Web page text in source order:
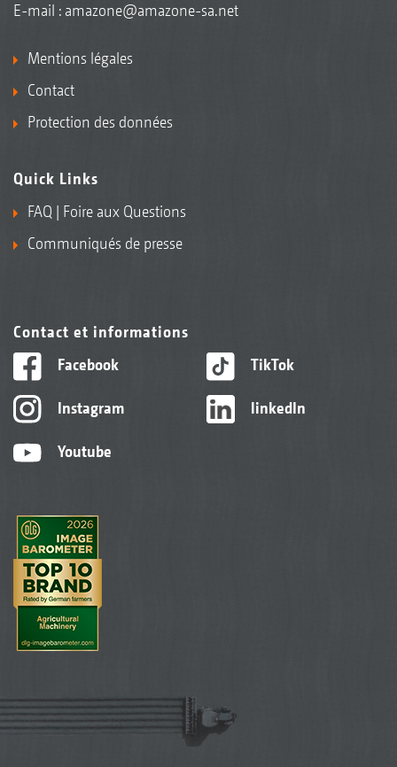
E-mail : amazone@amazone-sa.net
Mentions légales
Contact
Protection des données
Quick Links
FAQ | Foire aux Questions
Communiqués de presse
Contact et informations
Facebook
Instagram
Youtube
TikTok
linkedIn